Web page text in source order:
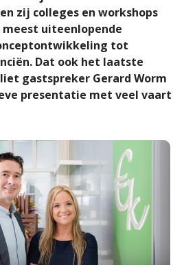
zij colleges en workshops
meest uiteenlopende
tot
Dat ook het laatste
gastspreker Gerard Worm
presentatie met veel vaart